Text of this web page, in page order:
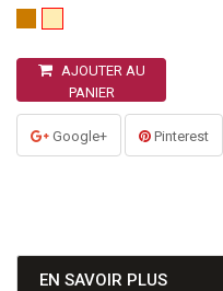
AJOUTER AU
PANIER
Google+ Pinterest
EN SAVOIR PLUS